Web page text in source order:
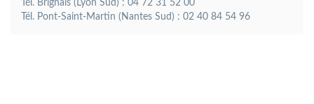
Tél. Brignais (Lyon Sud) : 04 72 31 52 00
Tél. Pont-Saint-Martin (Nantes Sud) : 02 40 84 54 96